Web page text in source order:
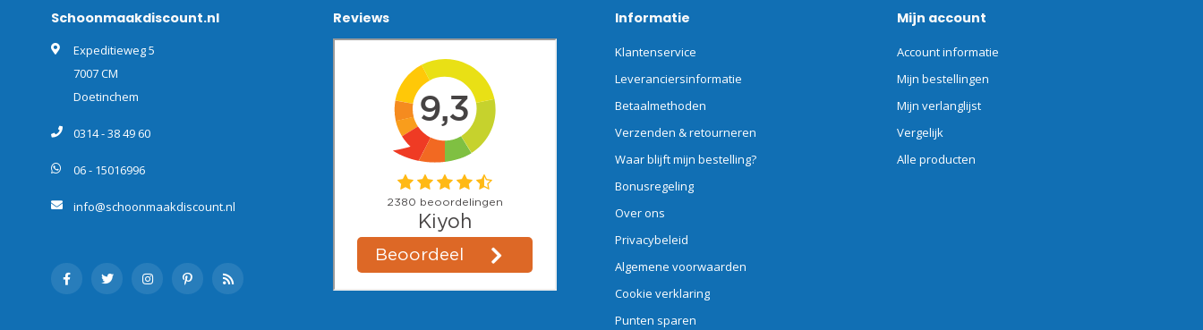
Schoonmaakdiscount.nl
Expeditieweg 5
7007 CM
Doetinchem
0314 - 38 49 60
06 - 15016996
info@schoonmaakdiscount.nl
Reviews Informatie
Klantenservice
Leveranciersinformatie
Betaalmethoden
Verzenden & retourneren
Waar blijft mijn bestelling?
Bonusregeling
Over ons
Privacybeleid
Algemene voorwaarden
Cookie verklaring
Punten sparen
Mijn account
Account informatie
Mijn bestellingen
Mijn verlanglijst
Vergelijk
Alle producten